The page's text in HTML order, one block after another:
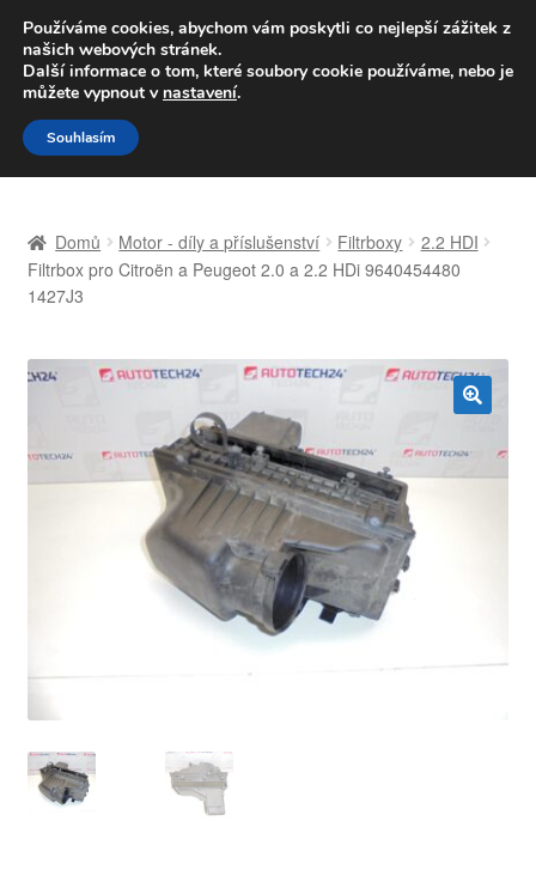
DOPRAVA od 139,-Kč
Volejte po-pá 9-16 704 494 494
Přeskočit
na
navigaci
Přejít
k
obsahu
Celosvětová doprava
Kontakt
Košík
Platby
Domů Motor - díly a příslušenství Filtrboxy
2.2 HDI
Filtrbox pro Citroën a Peugeot 2.0 a 2.2 HDi 9640454480
1427J3
Používáme cookies, abychom vám poskytli co nejlepší zážitek z
našich webových stránek.
Další informace o tom, které soubory cookie používáme, nebo je
můžete vypnout v nastavení.
Souhlasím